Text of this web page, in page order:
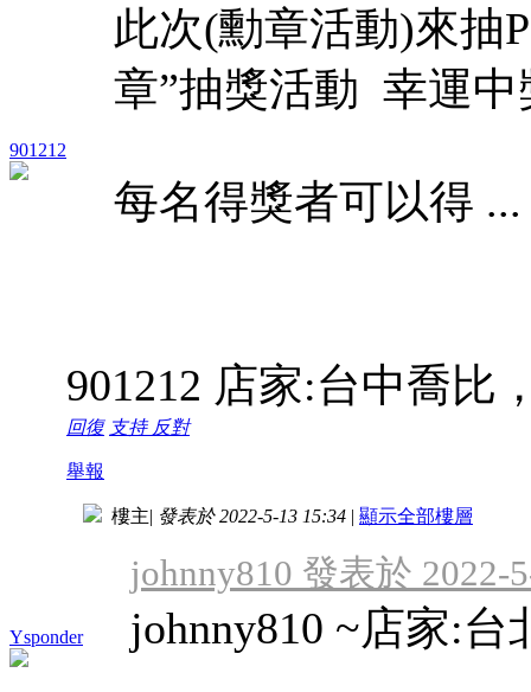
901212
此次(勳章活動)來抽
章”抽獎活動 幸運
每名得獎者可以得 ...
901212 店家:台中喬比
回復 支持 反對
舉報
Ysponder
樓主| 發表於 2022-5-13 15:34 | 顯示全部樓層
johnny810 發表於 2022-
johnny810 ~店家:台